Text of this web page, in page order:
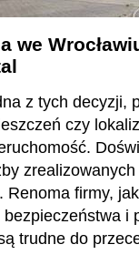
we
z tych decyzji,
czy
Renoma firmy,
i
trudne do